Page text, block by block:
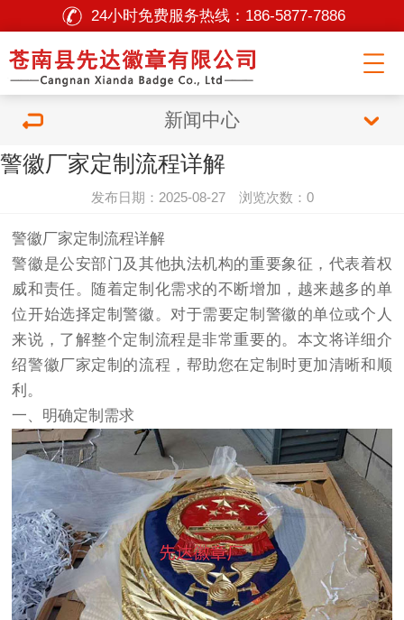
24小时免费服务热线： 186-5877-7886
新闻中心
警徽厂家定制流程详解
发布日期：2025-08-27 浏览次数：0
警徽厂家定制流程详解
警徽是公安部门及其他执法机构的重要象征，代表着权
威和责任。随着定制化需求的不断增加，越来越多的单
位开始选择定制警徽。对于需要定制警徽的单位或个人
来说，了解整个定制流程是非常重要的。本文将详细介
绍警徽厂家定制的流程，帮助您在定制时更加清晰和顺
利。
一、明确定制需求